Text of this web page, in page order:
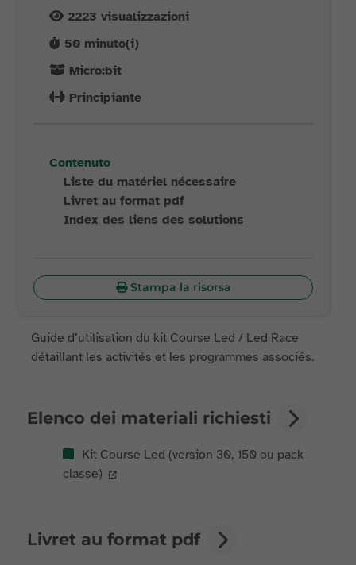
2223 visualizzazioni
50 minuto(i)
Micro:bit
Principiante
Contenuto
Liste du matériel nécessaire
Livret au format pdf
Index des liens des solutions
Stampa la risorsa
Guide d’utilisation du kit Course Led / Led Race
détaillant les activités et les programmes associés.
Elenco dei materiali richiesti
Kit Course Led (version 30, 150 ou pack
classe)
Livret au format pdf